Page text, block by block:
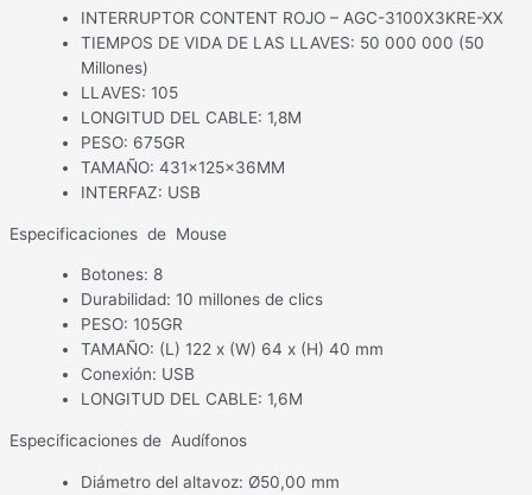
INTERRUPTOR CONTENT ROJO – AGC-3100X3KRE-XX
TIEMPOS DE VIDA DE LAS LLAVES: 50 000 000 (50
Millones)
LLAVES: 105
LONGITUD DEL CABLE: 1,8M
PESO: 675GR
TAMAÑO: 431x125x36MM
INTERFAZ: USB
Especificaciones de Mouse
Botones: 8
Durabilidad: 10 millones de clics
PESO: 105GR
TAMAÑO: (L) 122 x (W) 64 x (H) 40 mm
Conexión: USB
LONGITUD DEL CABLE: 1,6M
Especificaciones de Audífonos
Diámetro del altavoz: Ø50,00 mm